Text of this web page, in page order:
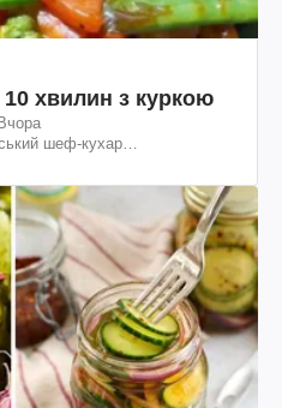
10 хвилин з куркою
шеф-кухар